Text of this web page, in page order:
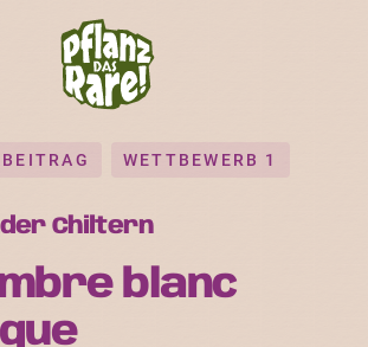
WETTBEWERB 1
Chiltern
blanc